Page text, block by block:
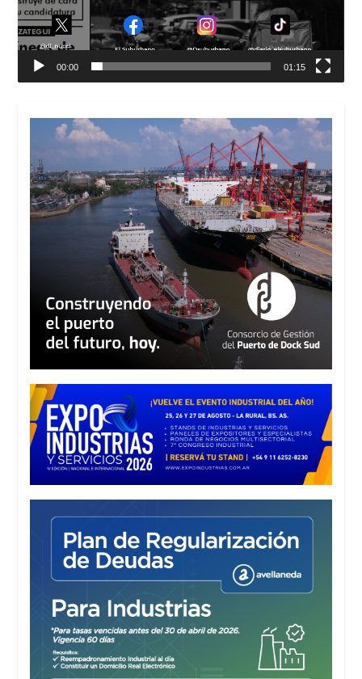
00:00 01:15